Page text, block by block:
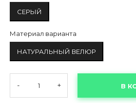
СЕРЫЙ
Материал варианта
НАТУРАЛЬНЫЙ ВЕЛЮР
- + В